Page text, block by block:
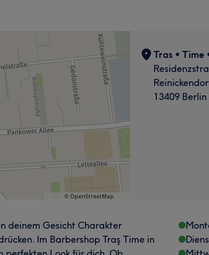
Tras • Time
13409 Berlin
deinem Gesicht Charakter
Im Barbershop Traş Time in